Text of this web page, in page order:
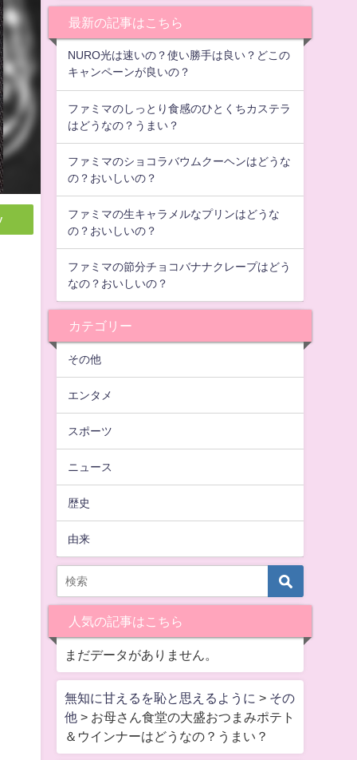
最新の記事はこちら
NURO光は速いの？使い勝手は良い？どこの
キャンペーンが良いの？
ファミマのしっとり食感のひとくちカステラ
はどうなの？うまい？
ファミマのショコラバウムクーヘンはどうな
の？おいしいの？
ファミマの生キャラメルなプリンはどうな
の？おいしいの？
ファミマの節分チョコバナナクレープはどう
なの？おいしいの？
カテゴリー
その他
エンタメ
スポーツ
ニュース
歴史
由来
人気の記事はこちら
まだデータがありません。
無知に甘えるを恥と思えるように > その
他> お母さん食堂の大盛おつまみポテト
＆ウインナーはどうなの？うまい？